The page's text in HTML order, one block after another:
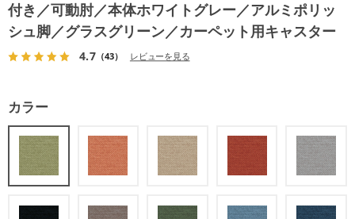
付き／可動肘／本体ホワイトグレー／アルミポリッ
シュ脚／グラスグリーン／カーペット用キャスター
4.7（43） レビューを見る
カラー